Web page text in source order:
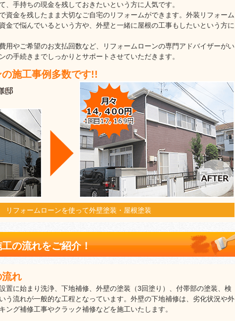
、手持ちの現金を残しておきたいという方に人気です。
資金を残したまま大切なご自宅のリフォームができます。外装リフォーム
金で悩んでいるという方や、外壁と一緒に屋根の工事もしたいという方に
用やご希望のお支払回数など、リフォームローンの専門アドバイザーがい
の手続きまでしっかりとサポートさせていただきます。
施工事例多数です!!
リフォームローンを使って外壁塗装・屋根塗装
の流れをご紹介！
れ
置に始まり洗浄、下地補修、外壁の塗装（3回塗り）、付帯部の塗装、検
う流れが一般的な工程となっています。外壁の下地補修は、劣化状況や外
ング補修工事やクラック補修などを施工いたします。